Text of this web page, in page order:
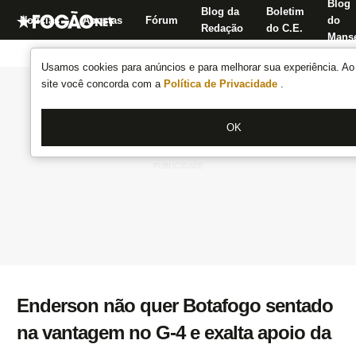
Usamos cookies para anúncios e para melhorar sua experiência.
site você concorda com a Política de Privacidade .
OK
Notícias Apostas Fórum
Blog da
Redação
Boletim
do C.E.
Blog
do
Enderson não quer Botafogo sentado
na vantagem no G-4 e exalta apoio da